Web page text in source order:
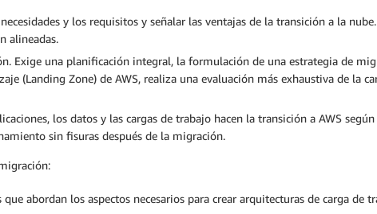
y los requisitos y señalar las ventajas de la transición a la
alineadas.
Exige una planificación integral, la formulación de una estrategia de
(Landing Zone) de AWS, realiza una evaluación más exhaustiva de la
los datos y las cargas de trabajo hacen la transición a AWS
sin fisuras después de la migración.
abordan los aspectos necesarios para crear arquitecturas de carga de